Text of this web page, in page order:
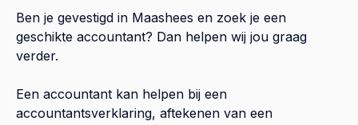
Ben je gevestigd in Maashees en zoek je een
geschikte accountant? Dan helpen wij jou graag
verder.
Een accountant kan helpen bij een
accountantsverklaring, aftekenen van een